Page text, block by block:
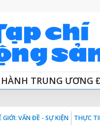
TRUNG ƯƠNG
GIỚI: VẤN ĐỀ - SỰ KIỆN THỰC